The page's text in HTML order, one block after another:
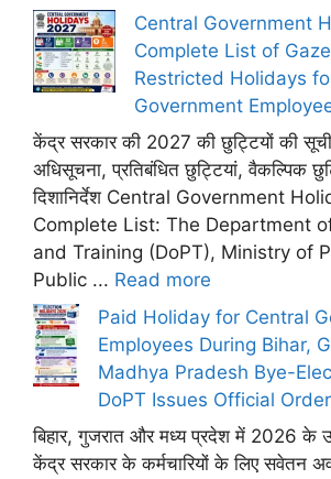
Central Government
Complete List of
Restricted Holidays
Government
केंद्र सरकार की 2027 की छुट्टियों की सूची
अधिसूचना, प्रतिबंधित छुट्टियां, वैकल्पिक
दिशानिर्देश Central Government
Complete List: The Department
and Training (DoPT), Ministry of
Public ... Read more
Paid Holiday for Central
Employees During Bihar,
Madhya Pradesh Bye-
DoPT Issues Official Order
बिहार, गुजरात और मध्य प्रदेश में 2026 के
केंद्र सरकार के कर्मचारियों के लिए सवेतन